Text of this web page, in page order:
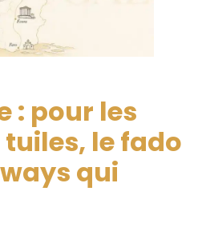
: pour les
le fado
qui